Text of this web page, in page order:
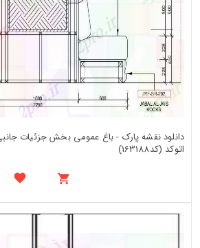
دانلود نقشه پارک - باغ عمومی بخش جزئیات
اتوکد (کد163188)